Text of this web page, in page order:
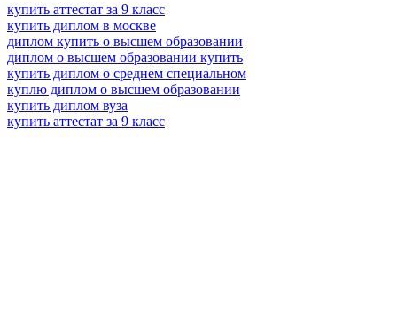
купить аттестат за 9 класс
купить диплом в москве
диплом купить о высшем образовании
диплом о высшем образовании купить
купить диплом о среднем специальном
куплю диплом о высшем образовании
купить диплом вуза
купить аттестат за 9 класс